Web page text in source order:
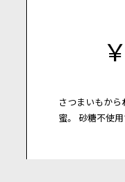
さつまいもか
蜜。
砂糖不使用